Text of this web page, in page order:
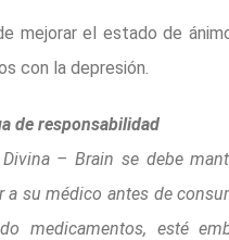
mejorar el estado de
con la depresión.
de responsabilidad
– Brain se debe
a su médico antes de
medicamentos, esté